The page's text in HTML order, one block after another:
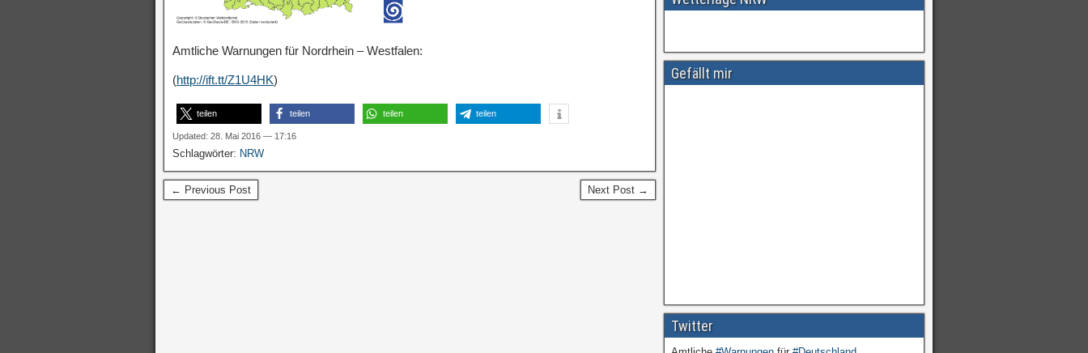
Amtliche Warnungen für Nordrhein – Westfalen:
(http://ift.tt/Z1U4HK)
teilen teilen teilen teilen
Updated: 28. Mai 2016 — 17:16
Schlagwörter: NRW
← Previous Post Next Post →
Gefällt mir
Twitter